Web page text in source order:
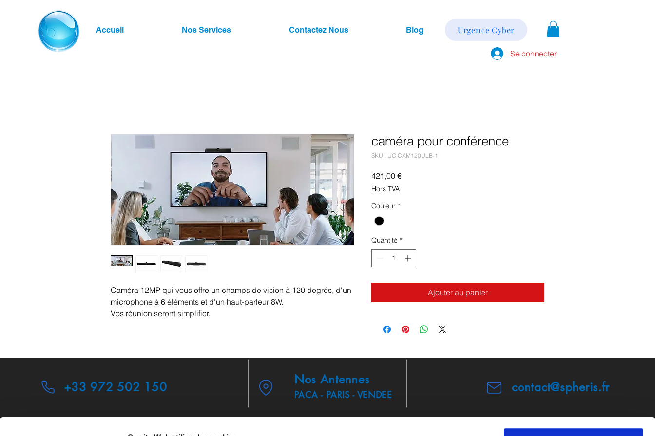
Accueil Nos Services Contactez Nous Blog Urgence Cyber
Se connecter
Caméra 12MP qui vous offre un champs de vision à 120 degrés, d'un
microphone à 6 éléments et d'un haut-parleur 8W.
Vos réunion seront simplifier.
caméra pour conférence
SKU : UC CAM120ULB-1
421,00 €Prix
Hors TVA
Couleur *
Quantité *
Ajouter au panier
+33 972 502 150
Nos Antennes
PACA - PARIS - VENDEE contact@spheris.fr